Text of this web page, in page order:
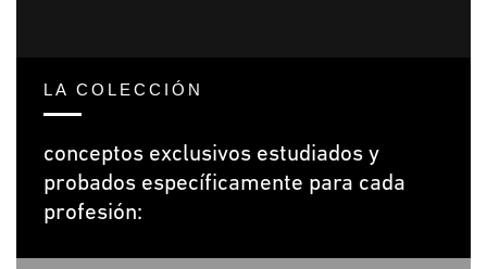
LA COLECCIÓN
conceptos exclusivos estudiados y
probados específicamente para cada
profesión: